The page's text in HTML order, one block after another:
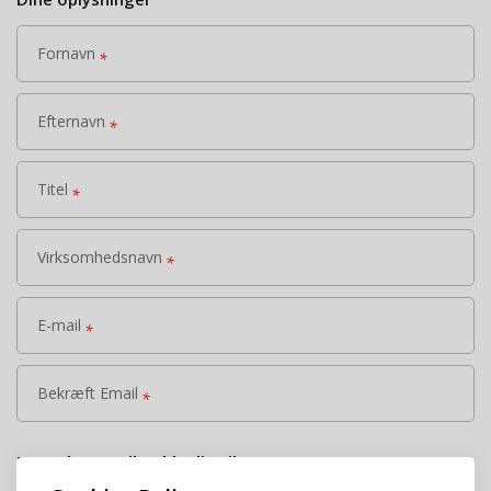
Fornavn *
Efternavn *
Titel *
Virksomhedsnavn *
E-mail *
Bekræft Email *
For at kunne tilmelde dig til vores events og
arrangementer, har vi brug for at gemme diverse